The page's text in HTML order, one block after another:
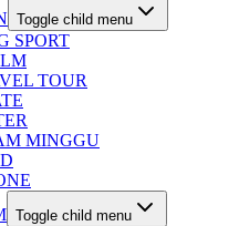
Toggle child menu
SPORT
TOUR
MINGGU
Toggle child menu